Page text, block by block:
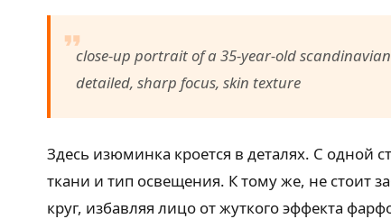
close-up portrait of a 35-year-old
detailed, sharp focus, skin texture
Здесь изюминка кроется в деталях. С одной
ткани и тип освещения. К тому же, не стоит
круг, избавляя лицо от жуткого эффекта